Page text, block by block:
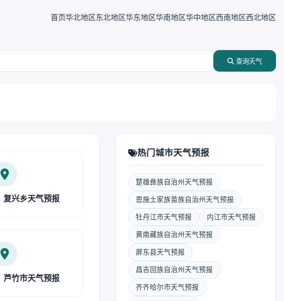
首页华北地区东北地区华东地区华南地区华中地区西南地区西北地区
查询天气
复兴乡天气预报
芦竹市天气预报
热门城市天气预报
楚雄彝族自治州天气预报
恩施土家族苗族自治州天气预报
牡丹江市天气预报 内江市天气预报
黄南藏族自治州天气预报
屏东县天气预报
昌吉回族自治州天气预报
齐齐哈尔市天气预报